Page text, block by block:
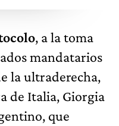
, a la toma
mandatarios
la ultraderecha,
de Italia, Giorgia
que